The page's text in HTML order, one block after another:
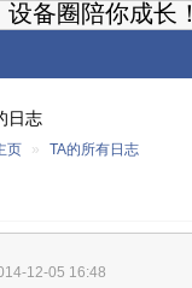
备圈陪你成长！
日志
页 » TA的所有日志
12-05 16:48